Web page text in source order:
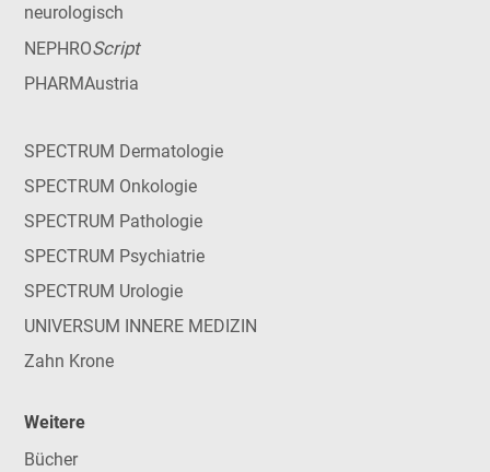
neurologisch
NEPHROScript
PHARMAustria
SPECTRUM Dermatologie
SPECTRUM Onkologie
SPECTRUM Pathologie
SPECTRUM Psychiatrie
SPECTRUM Urologie
UNIVERSUM INNERE MEDIZIN
Zahn Krone
Weitere
Bücher